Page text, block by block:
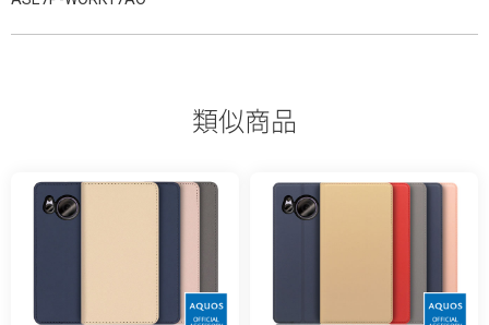
類似商品